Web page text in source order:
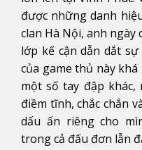
được những danh
clan Hà Nội, anh ngày
lớp kế cận dẫn dắt
của game thủ này
một số tay đập
điềm tĩnh, chắc chắn
dấu ấn riêng cho
trong cả đấu đơn lẫn